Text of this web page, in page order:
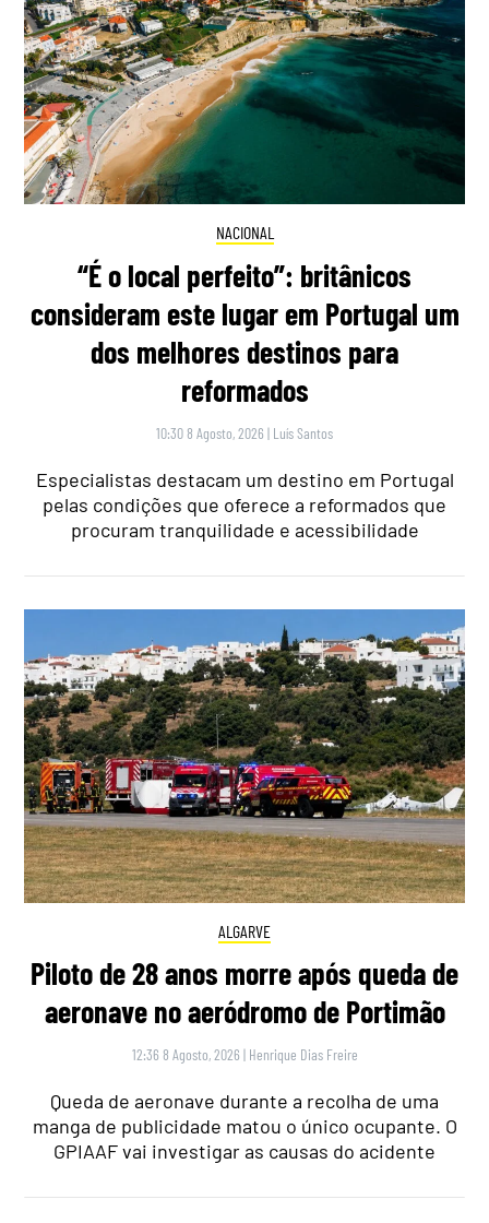
NACIONAL
“É o local perfeito”: britânicos
consideram este lugar em Portugal um
dos melhores destinos para
reformados
10:30 8 Agosto, 2026 | Luís Santos
Especialistas destacam um destino em Portugal
pelas condições que oferece a reformados que
procuram tranquilidade e acessibilidade
ALGARVE
Piloto de 28 anos morre após queda de
aeronave no aeródromo de Portimão
12:36 8 Agosto, 2026 | Henrique Dias Freire
Queda de aeronave durante a recolha de uma
manga de publicidade matou o único ocupante. O
GPIAAF vai investigar as causas do acidente